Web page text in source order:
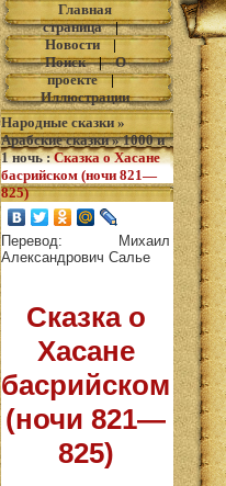
Главная
страница|
Новости|
Поиск|О
проекте|
Иллюстрации
Народные сказки »
Арабские сказки»1000 и
1 ночь: Сказка о Хасане
басрийском (ночи 821—
825)
Перевод: Михаил
Александрович Салье
Сказка о
Хасане
басрийском
(ночи 821—
825)